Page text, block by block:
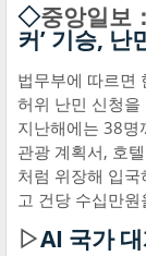
◇중앙일보
커’ 기승, 난
법무부에 따르면
허위 난민 신청
지난해에는 38명
관광 계획서, 호
처럼 위장해 입
고 건당 수십만원
▷AI 국가